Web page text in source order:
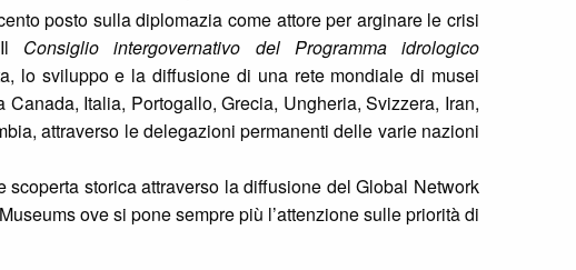
posto sulla diplomazia come attore per arginare le crisi
Consiglio intergovernativo del Programma idrologico
lo sviluppo e la diffusione di una rete mondiale di musei
Italia, Portogallo, Grecia, Ungheria, Svizzera, Iran,
attraverso le delegazioni permanenti delle varie nazioni
storica attraverso la diffusione del Global Network
ove si pone sempre più l’attenzione sulle priorità di